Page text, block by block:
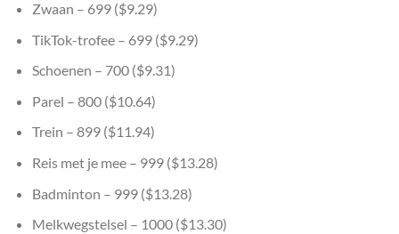
Zwaan – 699 ($9.29)
TikTok-trofee – 699 ($9.29)
Schoenen – 700 ($9.31)
Parel – 800 ($10.64)
Trein – 899 ($11.94)
Reis met je mee – 999 ($13.28)
Badminton – 999 ($13.28)
Melkwegstelsel – 1000 ($13.30)